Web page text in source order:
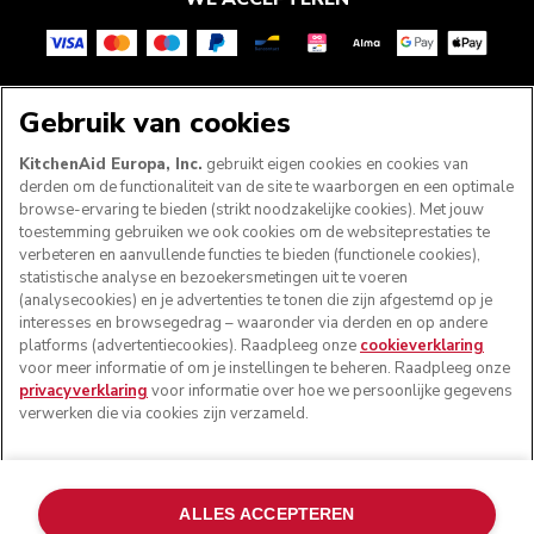
VOLG ONS
© KitchenAid 2026 - Alle rechten voorbehouden.
KitchenAid en het design van de keukenrobot zijn
Mijn cookies beheren Privacyverklaring
Cookiebeleid
Andere landen
Online geschillenafhandeling
Gebruik van cookies
KitchenAid Europa, Inc. gebruikt eigen cookies en cookies van
derden om de functionaliteit van de site te waarborgen en een optimale
browse-ervaring te bieden (strikt noodzakelijke cookies). Met jouw
toestemming gebruiken we ook cookies om de websiteprestaties te
verbeteren en aanvullende functies te bieden (functionele cookies),
statistische analyse en bezoekersmetingen uit te voeren
(analysecookies) en je advertenties te tonen die zijn afgestemd op je
interesses en browsegedrag – waaronder via derden en op andere
platforms (advertentiecookies). Raadpleeg onze cookieverklaring
voor meer informatie of om je instellingen te beheren. Raadpleeg onze
privacyverklaring voor informatie over hoe we persoonlijke gegevens
verwerken die via cookies zijn verzameld.
ALLES ACCEPTEREN